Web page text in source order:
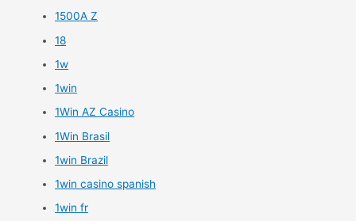
1500A Z
18
1w
1win
1Win AZ Casino
1Win Brasil
1win Brazil
1win casino spanish
1win fr